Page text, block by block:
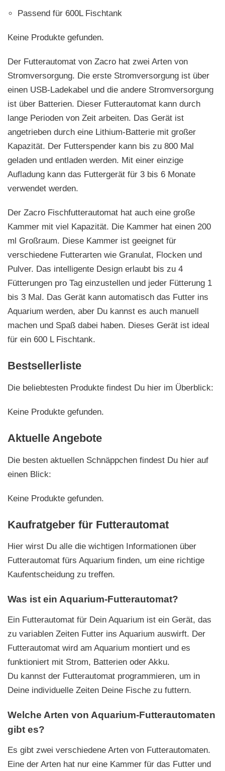
Passend für 600L Fischtank
Keine Produkte gefunden.
Der Futterautomat von Zacro hat zwei Arten von
Stromversorgung. Die erste Stromversorgung ist über
einen USB-Ladekabel und die andere Stromversorgung
ist über Batterien. Dieser Futterautomat kann durch
lange Perioden von Zeit arbeiten. Das Gerät ist
angetrieben durch eine Lithium-Batterie mit großer
Kapazität. Der Futterspender kann bis zu 800 Mal
geladen und entladen werden. Mit einer einzige
Aufladung kann das Futtergerät für 3 bis 6 Monate
verwendet werden.
Der Zacro Fischfutterautomat hat auch eine große
Kammer mit viel Kapazität. Die Kammer hat einen 200
ml Großraum. Diese Kammer ist geeignet für
verschiedene Futterarten wie Granulat, Flocken und
Pulver. Das intelligente Design erlaubt bis zu 4
Fütterungen pro Tag einzustellen und jeder Fütterung 1
bis 3 Mal. Das Gerät kann automatisch das Futter ins
Aquarium werden, aber Du kannst es auch manuell
machen und Spaß dabei haben. Dieses Gerät ist ideal
für ein 600 L Fischtank.
Bestsellerliste
Die beliebtesten Produkte findest Du hier im Überblick:
Keine Produkte gefunden.
Aktuelle Angebote
Die besten aktuellen Schnäppchen findest Du hier auf
einen Blick:
Keine Produkte gefunden.
Kaufratgeber für Futterautomat
Hier wirst Du alle die wichtigen Informationen über
Futterautomat fürs Aquarium finden, um eine richtige
Kaufentscheidung zu treffen.
Was ist ein Aquarium-Futterautomat?
Ein Futterautomat für Dein Aquarium ist ein Gerät, das
zu variablen Zeiten Futter ins Aquarium auswirft. Der
Futterautomat wird am Aquarium montiert und es
funktioniert mit Strom, Batterien oder Akku.
Du kannst der Futterautomat programmieren, um in
Deine individuelle Zeiten Deine Fische zu futtern.
Welche Arten von Aquarium-Futterautomaten
gibt es?
Es gibt zwei verschiedene Arten von Futterautomaten.
Eine der Arten hat nur eine Kammer für das Futter und